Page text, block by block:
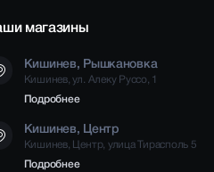
магазины
Кишинев, Рышкановка
Кишинев, ул. Алеку Руссо, 1
Подробнее
Кишинев, Центр
Кишинев, Центр, улица Тирасполь 5
Подробнее